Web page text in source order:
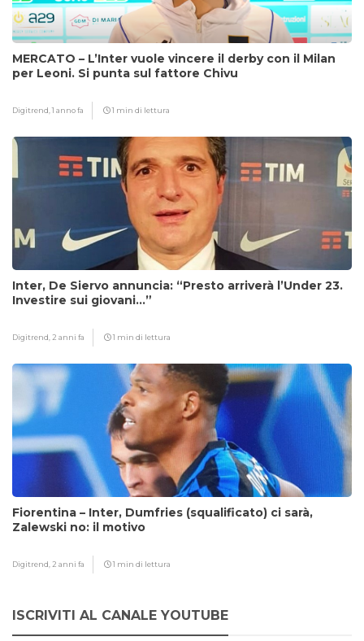
MERCATO – L’Inter vuole vincere il derby con il Milan
per Leoni. Si punta sul fattore Chivu
Digitrend,1 anno fa 1 min di lettura
Inter, De Siervo annuncia: “Presto arriverà l’Under 23.
Investire sui giovani…”
Digitrend, 2 anni fa 1 min di lettura
Fiorentina – Inter, Dumfries (squalificato) ci sarà,
Zalewski no: il motivo
Digitrend, 2 anni fa 1 min di lettura
ISCRIVITI AL CANALE YOUTUBE